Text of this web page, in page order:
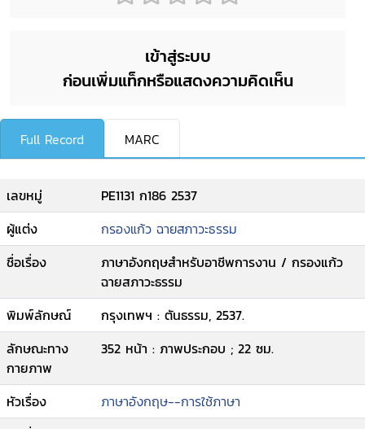
เข้าสู่ระบบ
ก่อนเพิ่มแท็กหรือแสดงความคิดเห็น
Full Record MARC
เลขหมู่
PE1131 ก186 2537
ผู้แต่ง
กรองแก้ว ฉายสภาวะธรรม
ชื่อเรื่อง
ภาษาอังกฤษสำหรับอาชีพการงาน / กรองแก้ว
ฉายสภาวะธรรม
พิมพ์ลักษณ์
กรุงเทพฯ : ตันธรรม, 2537.
ลักษณะทาง
กายภาพ
352 หน้า : ภาพประกอบ ; 22 ซม.
หัวเรื่อง
ภาษาอังกฤษ--การใช้ภาษา